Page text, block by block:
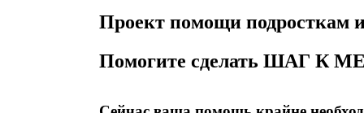
Проект помощи подросткам
Помогите сделать ШАГ К